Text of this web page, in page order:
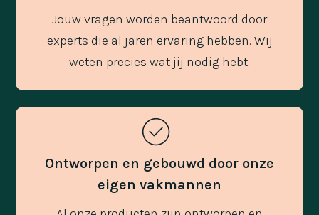
Jouw vragen worden beantwoord door
experts die al jaren ervaring hebben. Wij
weten precies wat jij nodig hebt.
Ontworpen en gebouwd door onze
eigen vakmannen